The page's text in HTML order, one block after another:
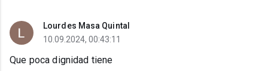
Lourdes Masa Quintal
10.09.2024, 00:43:11
Que poca dignidad tiene